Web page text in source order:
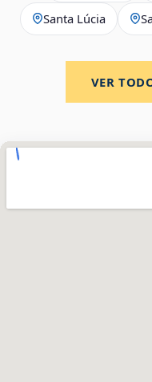
Santa Lúcia
VER